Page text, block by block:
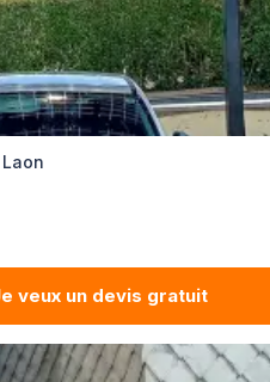
veux un devis gratuit